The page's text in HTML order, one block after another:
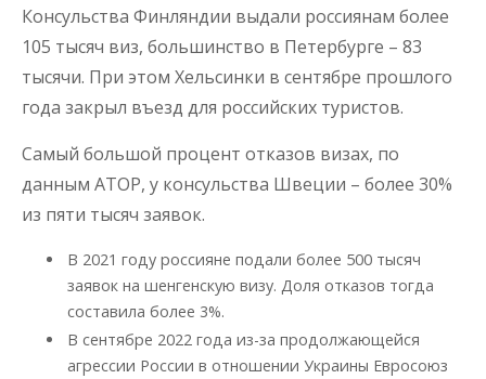
Консульства Финляндии выдали россиянам более
105 тысяч виз, большинство в Петербурге – 83
тысячи. При этом Хельсинки в сентябре прошлого
года закрыл въезд для российских туристов.
Самый большой процент отказов визах, по
данным АТОР, у консульства Швеции – более 30%
из пяти тысяч заявок.
В 2021 году россияне подали более 500 тысяч
заявок на шенгенскую визу. Доля отказов тогда
составила более 3%.
В сентябре 2022 года из-за продолжающейся
агрессии России в отношении Украины Евросоюз